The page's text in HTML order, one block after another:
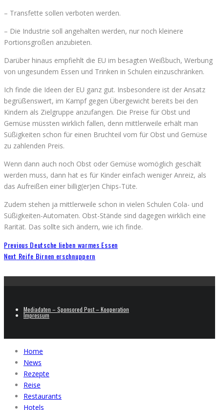
– Transfette sollen verboten werden.
– Die Industrie soll angehalten werden, nur noch kleinere
Portionsgroßen anzubieten.
Darüber hinaus empfiehlt die EU im besagten Weißbuch, Werbung
von ungesundem Essen und Trinken in Schulen einzuschränken.
Ich finde die Ideen der EU ganz gut. Insbesondere ist der Ansatz
begrüßenswert, im Kampf gegen Übergewicht bereits bei den
Kindern als Zielgruppe anzufangen. Die Preise für Obst und
Gemüse müssten wirklich fallen, denn mittlerweile erhält man
Süßigkeiten schon für einen Bruchteil vom für Obst und Gemüse
zu zahlenden Preis.
Wenn dann auch noch Obst oder Gemüse womöglich geschält
werden muss, dann hat es für Kinder einfach weniger Anreiz, als
das Aufreißen einer billig(er)en Chips-Tüte.
Zudem stehen ja mittlerweile schon in vielen Schulen Cola- und
Süßigkeiten-Automaten. Obst-Stände sind dagegen wirklich eine
Rarität. Das sollte sich ändern, wie ich finde.
Previous Deutsche lieben warmes Essen
Next Reife Birnen erschnuppern
Mediadaten – Sponsored Post – Kooperation
Impressum
Home
News
Rezepte
Reise
Restaurants
Hotels